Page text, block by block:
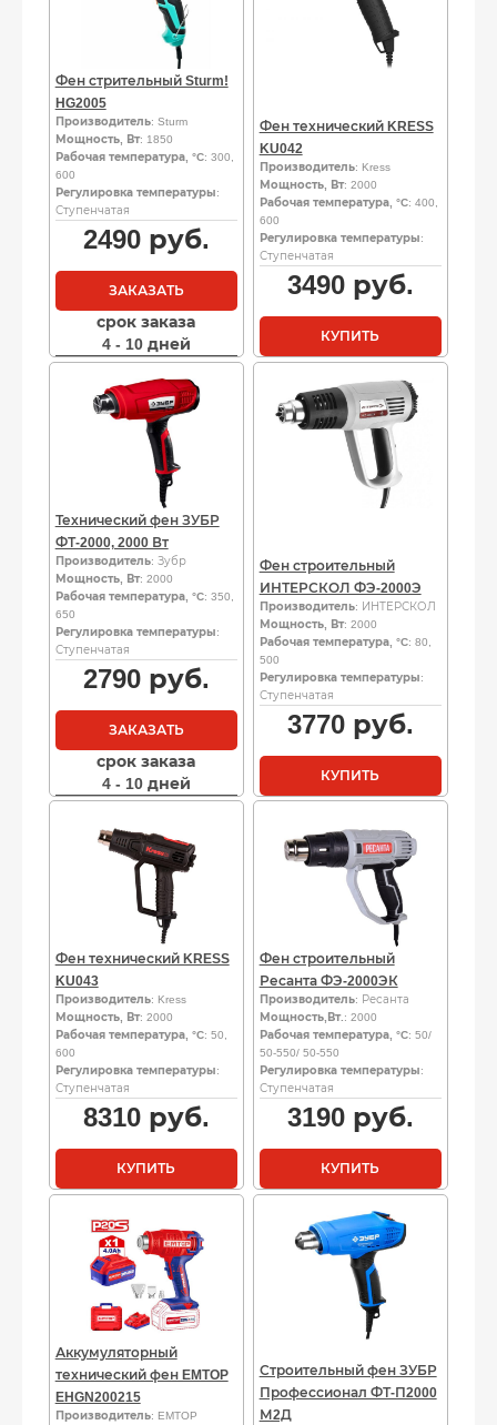
Фен стрительный Sturm!
HG2005
Производитель: Sturm
Мощность, Вт: 1850
Рабочая температура, °C: 300,
600
Регулировка температуры:
Ступенчатая
2490руб.
ЗАКАЗАТЬ
срок заказа
4 - 10 дней
Фен технический KRESS
KU042
Производитель: Kress
Мощность, Вт: 2000
Рабочая температура, °C: 400,
600
Регулировка температуры:
Ступенчатая
3490руб.
КУПИТЬ
Технический фен ЗУБР
ФТ-2000, 2000 Вт
Производитель: Зубр
Мощность, Вт: 2000
Рабочая температура, °C: 350,
650
Регулировка температуры:
Ступенчатая
2790руб.
ЗАКАЗАТЬ
срок заказа
4 - 10 дней
Фен строительный
ИНТЕРСКОЛ ФЭ-2000Э
Производитель: ИНТЕРСКОЛ
Мощность, Вт: 2000
Рабочая температура, °C: 80,
500
Регулировка температуры:
Ступенчатая
3770руб.
КУПИТЬ
Фен технический KRESS
KU043
Производитель: Kress
Мощность, Вт: 2000
Рабочая температура, °C: 50,
600
Регулировка температуры:
Ступенчатая
8310руб.
КУПИТЬ
Фен строительный
Ресанта ФЭ-2000ЭК
Производитель: Ресанта
Мощность,Вт.: 2000
Рабочая температура, °C: 50/
50-550/ 50-550
Регулировка температуры:
Ступенчатая
3190руб.
КУПИТЬ
Аккумуляторный
технический фен EMTOP
EHGN200215
Производитель: EMTOP
Строительный фен ЗУБР
Профессионал ФТ-П2000
М2Д